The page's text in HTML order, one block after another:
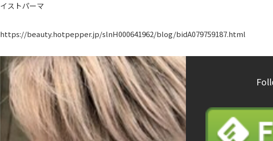
イストパーマ
https://beauty.hotpepper.jp/slnH000641962/blog/bidA079759187.html